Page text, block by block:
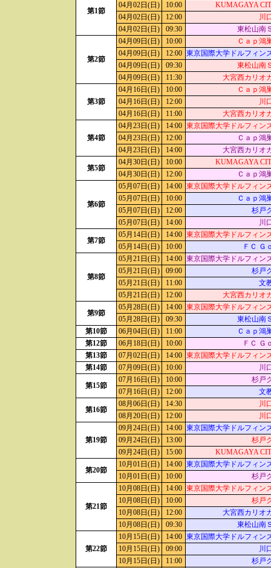
第1節
04月02日(日)
10:00
KUMAGAYA
04月02日(日)
12:00
川
04月02日(日)
09:30 東松山南
第2節
04月09日(日) 10:00
Ｃａｐ鴻
04月09日(日)
12:00 東京国際大学ドルフィン
04月09日(日)
09:30
東松山南
04月09日(日)
11:30 大宮西カリオ
第3節
04月16日(日) 10:00
Ｃａｐ鴻
04月16日(日)
12:00
川
04月16日(日)
11:00 大宮西カリオ
第4節
04月23日(日) 14:00 東京国際大学ドルフィン
04月23日(日)
12:00
Ｃａｐ鴻
04月23日(日)
14:00 大宮西カリオ
第5節
04月30日(日) 10:00
KUMAGAYA
04月30日(日)
12:00 Ｃａｐ鴻
第6節
05月07日(日) 14:00 東京国際大学ドルフィン
05月07日(日)
10:00
Ｃａｐ鴻
05月07日(日)
12:00
杉戸
05月07日(日)
14:00 川
第7節
05月14日(日) 14:00 東京国際大学ドルフィン
05月14日(日)
10:00 ＦＣ Ｇ
第8節
05月21日(日) 14:00 東京国際大学ドルフィン
05月21日(日)
09:00
杉戸
05月21日(日)
11:00
文
05月21日(日)
12:00 大宮西カリオ
第9節
05月28日(日) 14:00 東京国際大学ドルフィン
05月28日(日)
09:30
東松山南
第10節
06月04日(日) 11:00
Ｃａｐ鴻
第12節
06月18日(日) 10:00
ＦＣ Ｇ
第13節
07月02日(日) 14:00 東京国際大学ドルフィン
第14節
07月09日(日) 10:00 川
第15節
07月16日(日) 10:00
杉戸
07月16日(日)
12:00 文
第16節
08月06日(日) 14:30
川
08月20日(日)
12:00 川
第19節
09月24日(日) 14:00 東京国際大学ドルフィン
09月24日(日)
13:00
杉戸
09月24日(日)
15:00 KUMAGAYA
第20節
10月01日(日) 14:00 東京国際大学ドルフィン
10月01日(日)
10:00 杉戸
第21節
10月08日(日) 14:00 東京国際大学ドルフィン
10月08日(日)
10:00
杉戸
10月08日(日)
12:00
大宮西カリオ
10月08日(日)
09:30 東松山南
第22節
10月15日(日) 14:00 東京国際大学ドルフィン
10月15日(日)
09:00
川
10月15日(日)
11:00 杉戸